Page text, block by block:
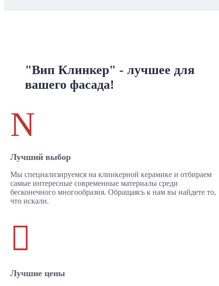
"Вип Клинкер" - лучшее для
вашего фасада!
N
Лучший выбор
Мы специализируемся на клинкерной керамике и отбираем
самые интересные современные материалы среди
бесконечного многообразия. Обращаясь к нам вы найдете то,
что искали.

Лучшие цены